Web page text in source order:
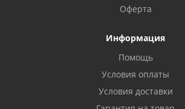
Оферта
Информация
Помощь
Условия оплаты
Условия доставки